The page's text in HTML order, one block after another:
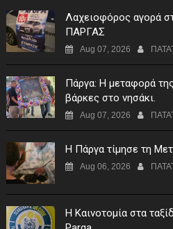
Λαχειοφόρος αγορά
ΠΑΡΓΑΣ
Aug 07, 2026
Πάργα: Η μεταφορά
βάρκες στο νησάκι.
Aug 07, 2026
Η Πάργα τίμησε τη
Aug 06, 2026
Η Καινοτομία στα